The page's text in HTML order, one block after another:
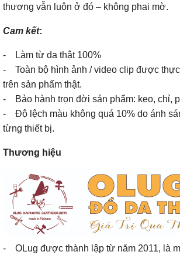
thương vẫn luôn ở đó – không phai mờ.
Cam kết:
- Làm từ da thật 100%
- Toàn bộ hình ảnh / video clip được
trên sản phẩm thật.
- Bảo hành trọn đời sản phẩm: keo, chỉ,
- Độ lệch màu không quá 10% do ánh
từng thiết bị.
Thương hiệu
- OLug được thành lập từ năm 2011, là